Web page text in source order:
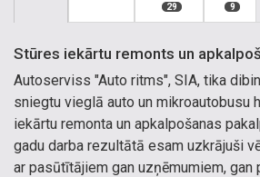
29 9
Stūres iekārtu remonts un
Autoserviss "Auto ritms", SIA, tika
sniegtu vieglā auto un mikroautobusu
iekārtu remonta un apkalpošanas
gadu darba rezultātā esam uzkrājuši
ar pasūtītājiem gan uzņēmumiem, gan